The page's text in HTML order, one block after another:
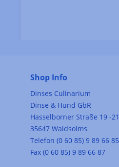
Shop Info
Dinses Culinarium
Dinse & Hund GbR
Hasselborner Straße 19 -21
35647 Waldsolms
Telefon (0 60 85) 9 89 66 85
Fax (0 60 85) 9 89 66 87